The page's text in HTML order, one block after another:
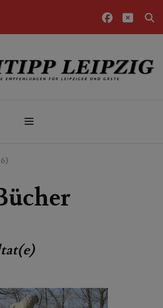
für Leipziger und Gäste